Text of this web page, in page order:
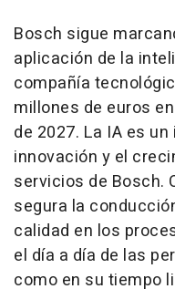
Bosch sigue
aplicación de la
compañía
millones de euros
de 2027. La IA es
innovación y el
servicios de Bosch.
segura la
calidad en los
el día a día de las
como en su tiempo